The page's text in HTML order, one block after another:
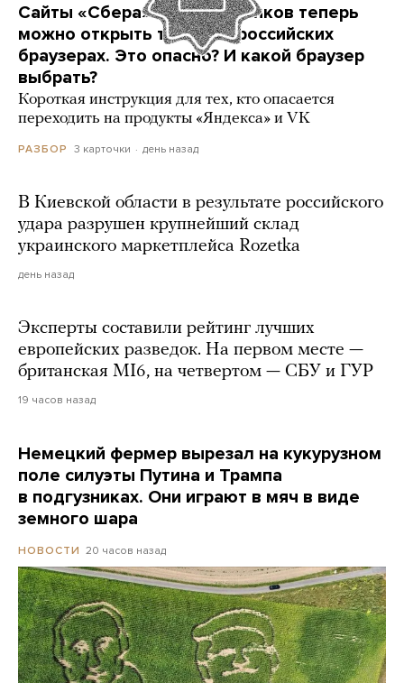
Сайты «Сбера» и других банков теперь
можно открыть только в российских
браузерах. Это опасно? И какой браузер
выбрать?
Короткая инструкция для тех, кто опасается
переходить на продукты «Яндекса» и VK
РАЗБОР 3 карточки день назад
В Киевской области в результате российского
удара разрушен крупнейший склад
украинского маркетплейса Rozetka
день назад
Эксперты составили рейтинг лучших
европейских разведок. На первом месте —
британская MI6, на четвертом — СБУ и ГУР
19 часов назад
Немецкий фермер вырезал на кукурузном
поле силуэты Путина и Трампа
в подгузниках. Они играют в мяч в виде
земного шара
НОВОСТИ 20 часов назад